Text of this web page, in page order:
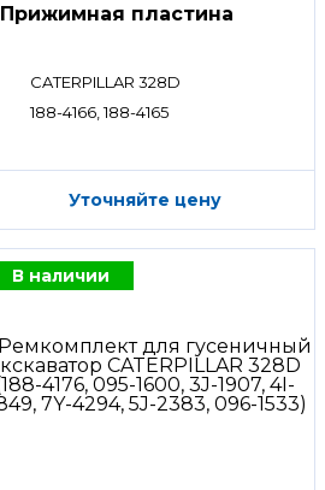
Прижимная пластина
CATERPILLAR 328D
188-4166, 188-4165
Уточняйте цену
В наличии